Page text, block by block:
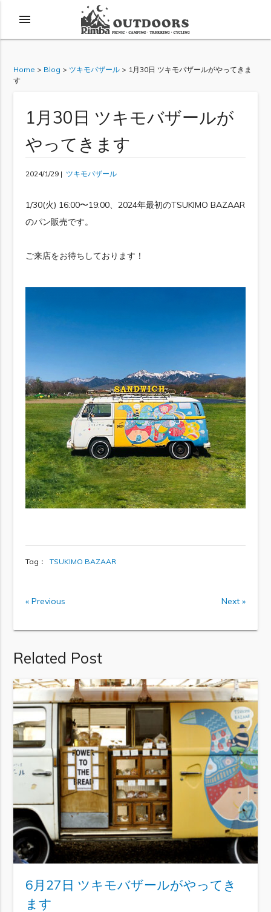
menu
Home > Blog > ツキモバザール> 1月30日 ツキモバザールがやってきま
す
1月30日 ツキモバザールが
やってきます
2024/1/29 | ツキモバザール
1/30(火) 16:00〜19:00、2024年最初のTSUKIMO BAZAAR
のパン販売です。
ご来店をお待ちしております！
Tag： TSUKIMO BAZAAR
« Previous Next »
Related Post
6月27日 ツキモバザールがやってき
ます